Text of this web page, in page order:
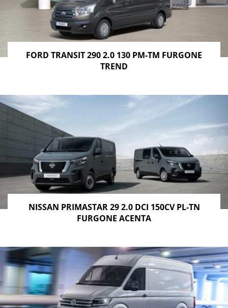
FORD TRANSIT 290 2.0 130 PM-TM FURGONE
TREND
NISSAN PRIMASTAR 29 2.0 DCI 150CV PL-TN
FURGONE ACENTA